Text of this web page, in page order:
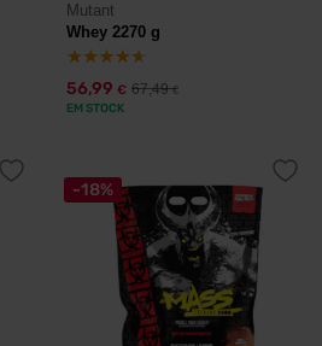
Mutant
Whey 2270 g
56,99 € 67,49€
EM STOCK
-18%